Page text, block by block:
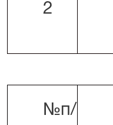
2
№п/